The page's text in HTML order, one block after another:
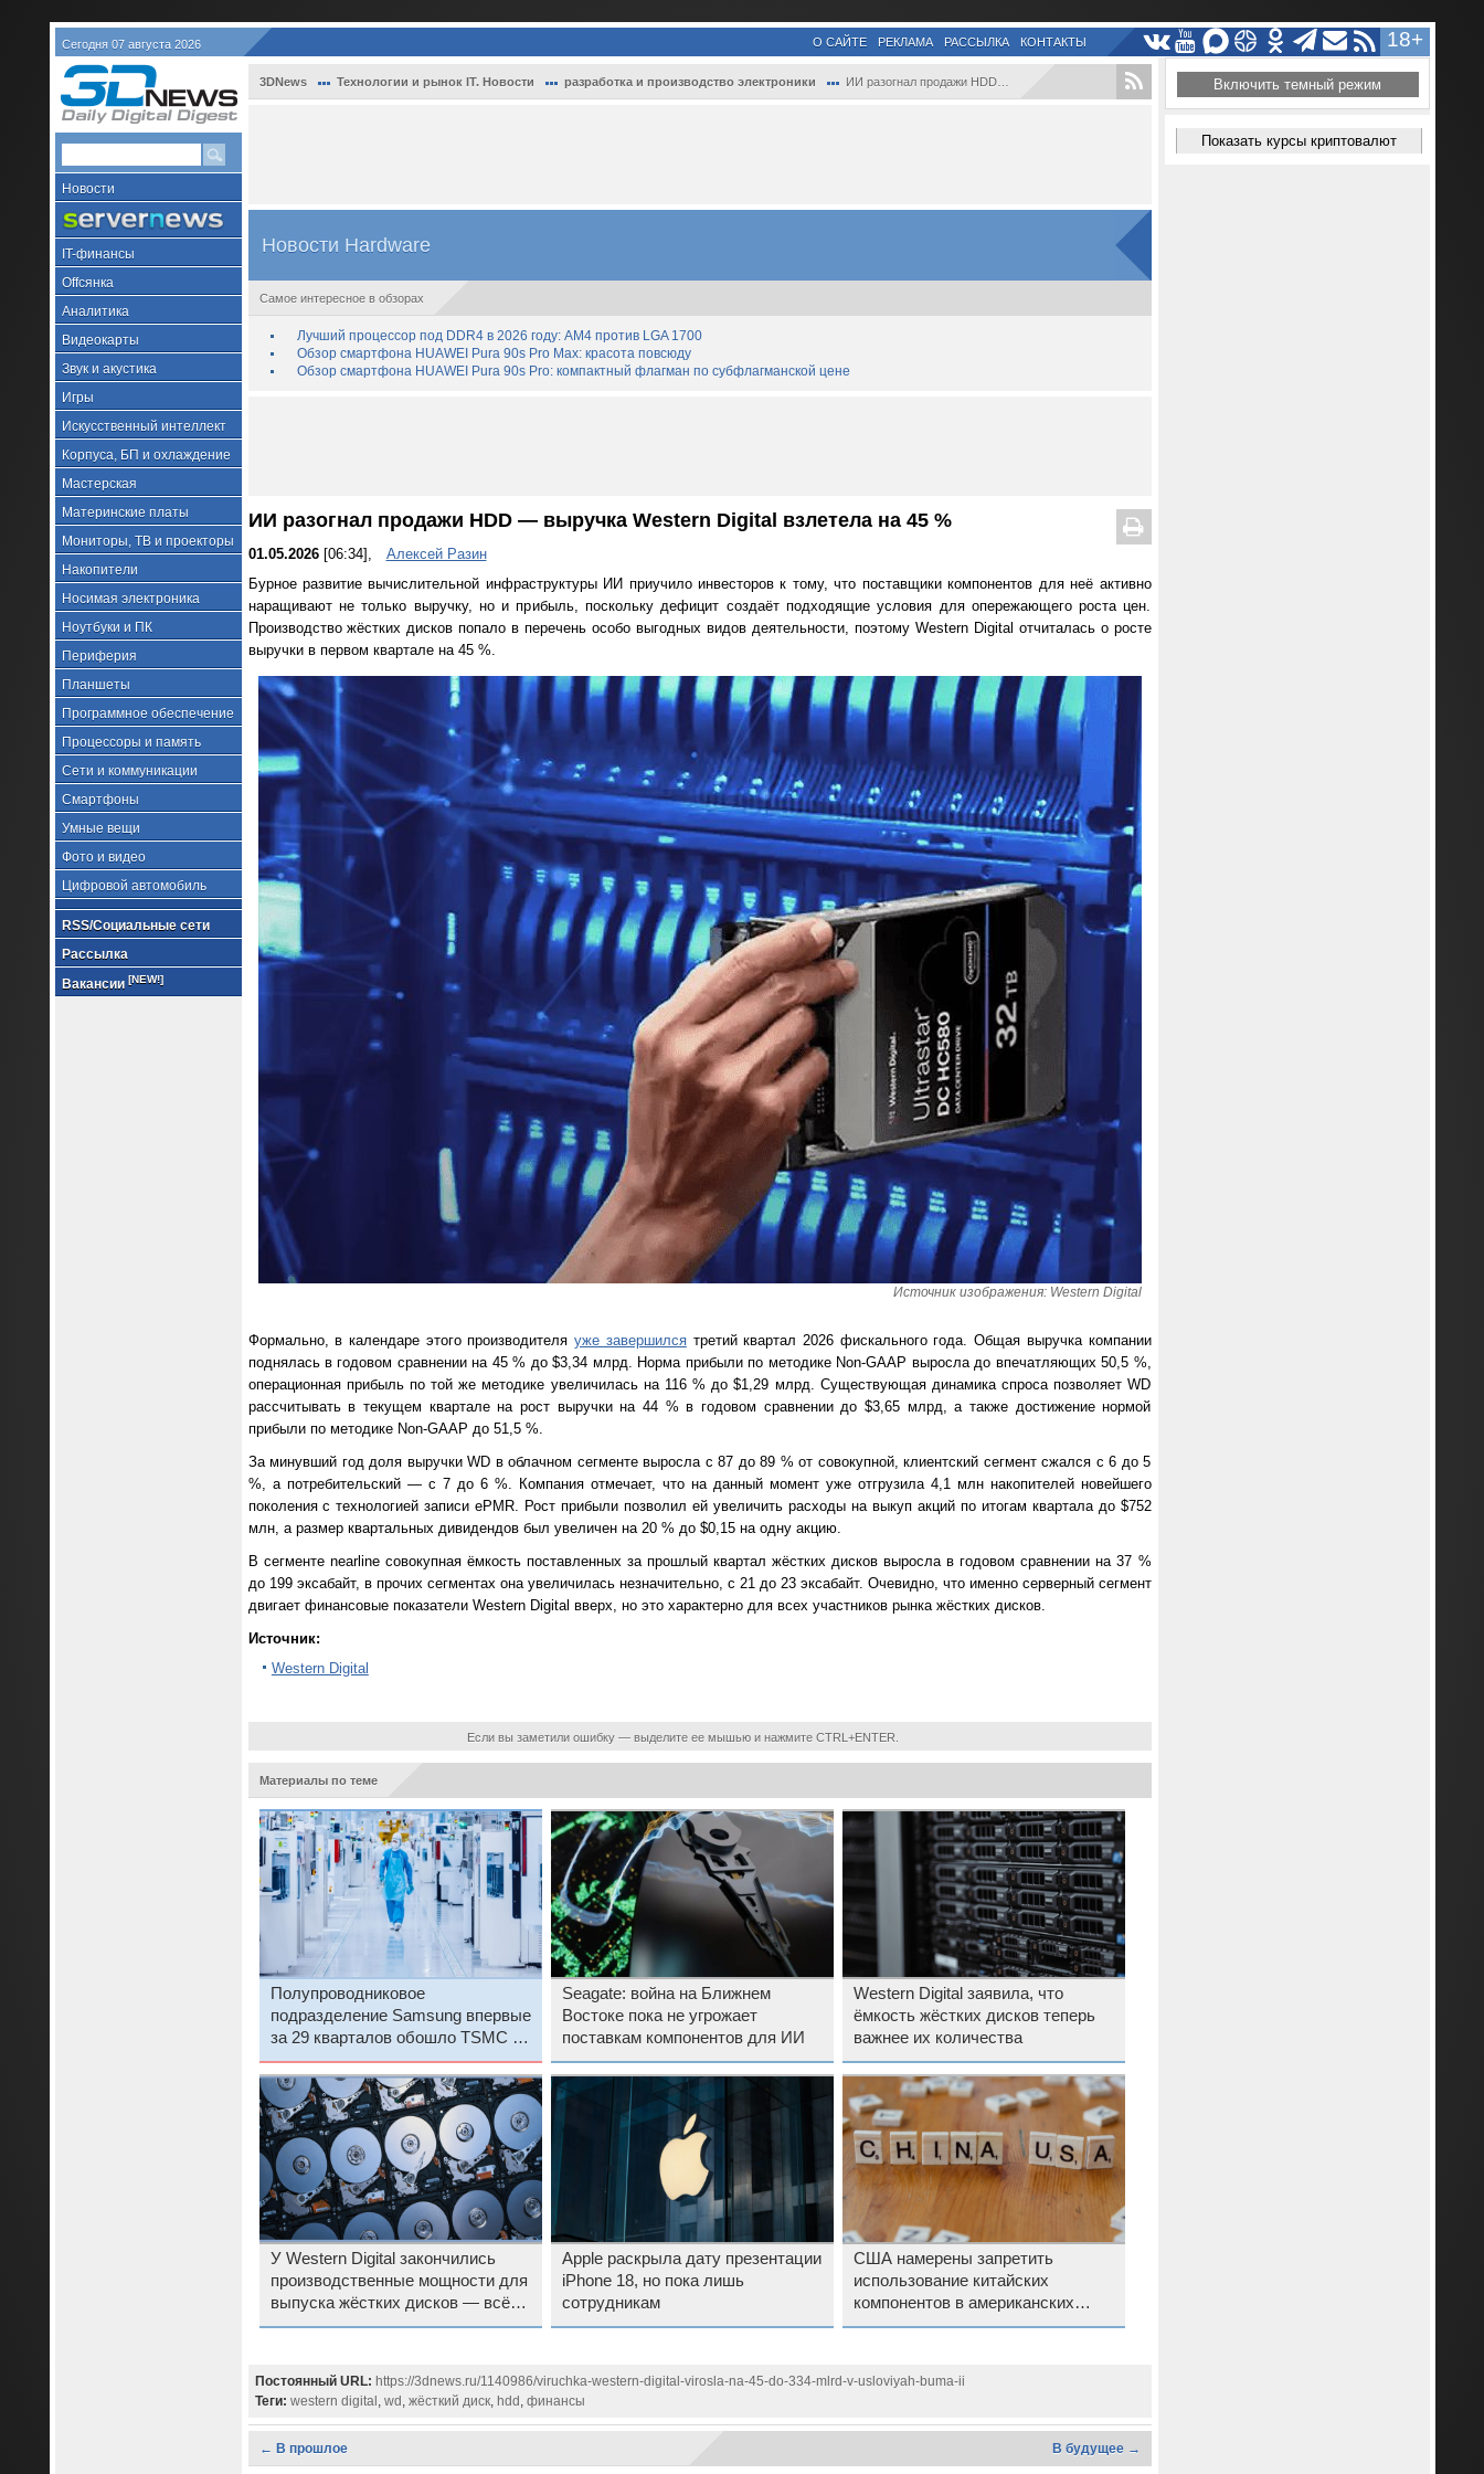
Сегодня 07 августа 2026 18+
О САЙТЕ РЕКЛАМА РАССЫЛКА КОНТАКТЫ
Новости
IT-финансы
Offсянка
Аналитика
Видеокарты
Звук и акустика
Игры
Искусственный интеллект
Корпуса, БП и охлаждение
Мастерская
Материнские платы
Мониторы, ТВ и проекторы
Накопители
Носимая электроника
Ноутбуки и ПК
Периферия
Планшеты
Программное обеспечение
Процессоры и память
Сети и коммуникации
Смартфоны
Умные вещи
Фото и видео
Цифровой автомобиль
RSS/Социальные сети
Рассылка
Вакансии [NEW!]
3DNews Технологии и рынок IT. Новости разработка и производство электроники ИИ разогнал продажи HDD — выручка Wester...
Новости Hardware
Самое интересное в обзорах
Лучший процессор под DDR4 в 2026 году: AM4 против LGA 1700
Обзор смартфона HUAWEI Pura 90s Pro Max: красота повсюду
Обзор смартфона HUAWEI Pura 90s Pro: компактный флагман по субфлагманской цене
ИИ разогнал продажи HDD — выручка Western Digital взлетела на 45 %
01.05.2026[06:34],
Алексей Разин
Бурное развитие вычислительной инфраструктуры ИИ приучило инвесторов к тому, что поставщики компонентов для неё активно
наращивают не только выручку, но и прибыль, поскольку дефицит создаёт подходящие условия для опережающего роста цен.
Производство жёстких дисков попало в перечень особо выгодных видов деятельности, поэтому Western Digital отчиталась о росте
выручки в первом квартале на 45 %.
Источник изображения: Western Digital
Формально, в календаре этого производителяуже завершилсятретий квартал 2026 фискального года. Общая выручка компании
поднялась в годовом сравнении на 45 % до $3,34 млрд. Норма прибыли по методике Non-GAAP выросла до впечатляющих 50,5 %,
операционная прибыль по той же методике увеличилась на 116 % до $1,29 млрд. Существующая динамика спроса позволяет WD
рассчитывать в текущем квартале на рост выручки на 44 % в годовом сравнении до $3,65 млрд, а также достижение нормой
прибыли по методике Non-GAAP до 51,5 %.
За минувший год доля выручки WD в облачном сегменте выросла с 87 до 89 % от совокупной, клиентский сегмент сжался с 6 до 5
%, а потребительский — с 7 до 6 %. Компания отмечает, что на данный момент уже отгрузила 4,1 млн накопителей новейшего
поколения с технологией записи ePMR. Рост прибыли позволил ей увеличить расходы на выкуп акций по итогам квартала до $752
млн, а размер квартальных дивидендов был увеличен на 20 % до $0,15 на одну акцию.
В сегменте nearline совокупная ёмкость поставленных за прошлый квартал жёстких дисков выросла в годовом сравнении на 37 %
до 199 эксабайт, в прочих сегментах она увеличилась незначительно, с 21 до 23 эксабайт. Очевидно, что именно серверный сегмент
двигает финансовые показатели Western Digital вверх, но это характерно для всех участников рынка жёстких дисков.
Источник:
Western Digital
Если вы заметили ошибку — выделите ее мышью и нажмите CTRL+ENTER.
Материалы по теме
Полупроводниковое
подразделение Samsung впервые
за 29 кварталов обошло TSMC по
выручке и прибыли
Seagate: война на Ближнем
Востоке пока не угрожает
поставкам компонентов для ИИ
Western Digital заявила, что
ёмкость жёстких дисков теперь
важнее их количества
У Western Digital закончились
производственные мощности для
выпуска жёстких дисков — всё
«съел» ИИ
Apple раскрыла дату презентации
iPhone 18, но пока лишь
сотрудникам
США намерены запретить
использование китайских
компонентов в американских
дата-центрах
Постоянный URL: https://3dnews.ru/1140986/viruchka-western-digital-virosla-na-45-do-334-mlrd-v-usloviyah-buma-ii
Теги: western digital , wd , жёсткий диск, hdd , финансы
← В прошлое В будущее →
Включить темный режим
Показать курсы криптовалют